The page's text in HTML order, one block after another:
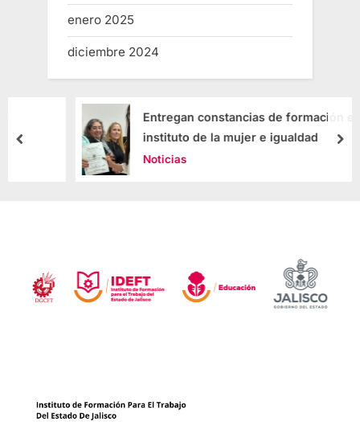
enero 2025
diciembre 2024
Entregan constancias de formación en el
instituto de la mujer e igualdad
Noticias